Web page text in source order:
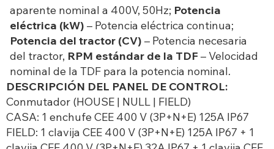
aparente nominal a 400V, 50Hz; Potencia
eléctrica (kW) – Potencia eléctrica continua;
Potencia del tractor (CV) – Potencia necesaria
del tractor, RPM estándar de la TDF– Velocidad
nominal de la TDF para la potencia nominal.
DESCRIPCIÓN DEL PANEL DE CONTROL:
Conmutador (HOUSE | NULL | FIELD)
CASA: 1 enchufe CEE 400 V (3P+N+E) 125A IP67
FIELD: 1 clavija CEE 400 V (3P+N+E) 125A IP67 + 1